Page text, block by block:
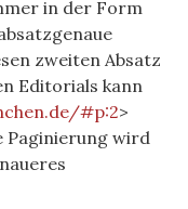
in der Form
zweiten Absatz
Editorials kann
#p:2>
Paginierung wird